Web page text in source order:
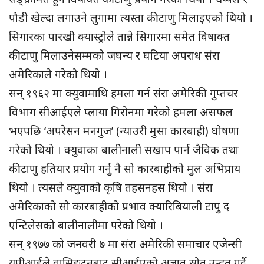
पौडी खेल्दा लगाउने लुगामा त्यस्ता कीटाणु मिलाइएको थियो ।
सिगारका पारखी क्यास्ट्रोले तान्ने सिगारमा समेत विषाक्त
कीटाणु मिलाउनेसम्मको जघन्य र घटिया अपराध संरा
अमेरिकाले गरेको थियो ।
सन् १९६२ मा क्युवामाथि हमला गर्न संरा अमेरिकी गुप्तचर
विभाग सीआईएले प्लाया गिरोनमा गरेको हमला असफल
भएपछि ‘अपरेसन मनगुज’ (न्याउरी मुसा कारबाही) घोषणा
गरेको थियो । क्युवाका बालीनाली सखाप पार्न जैविक तथा
कीटाणु हतियार प्रयोग गर्नु नै सो कारबाहीको मुल अभिप्राय
थियो । त्यसले क्युवाको कृषि तहसनहस थियो । संरा
अमेरिकाको सो कारबाहीको प्रभाव क्यारिबियाली टापु द
एन्टिलेसको बालीनालीमा परेको थियो ।
सन् १९७७ को जनवरी ७ मा संरा अमेरिकी समाचार एजेन्सी